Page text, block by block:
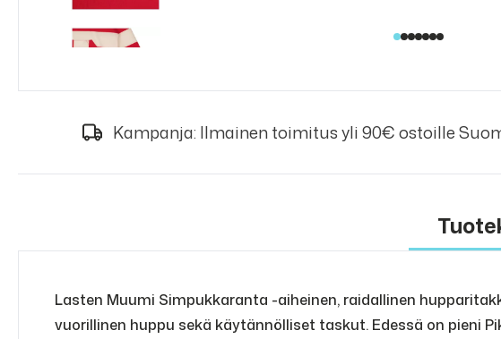
Kampanja: Ilmainen toimitus yli 90€ ostoille
Lasten Muumi Simpukkaranta -aiheinen, raidallinen
vuorillinen huppu sekä käytännölliset taskut. Edessä on pieni